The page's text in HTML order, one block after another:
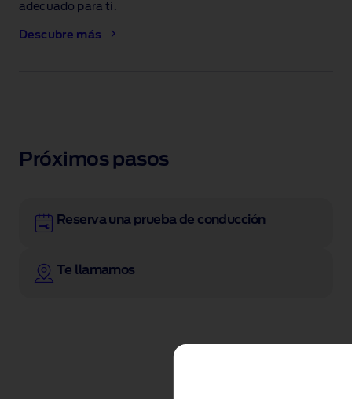
adecuado para ti.
Descubre más
Próximos pasos
Reserva una prueba de conducción
Te llamamos